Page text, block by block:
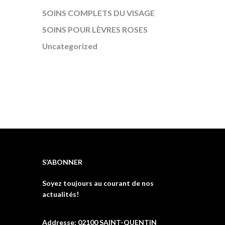
SOINS COMPLETS DU VISAGE
SOINS POUR LÈVRES ROSES
Uncategorized
S’ABONNER
Soyez toujours au courant de nos
actualités!
Addresse: 02100 SAINT-QUENTIN